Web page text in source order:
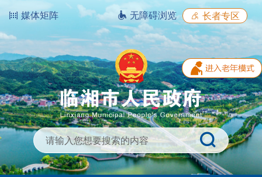
媒体矩阵 无障碍浏览 长者专区